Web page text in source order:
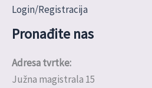
Login/Registracija
Pronađite nas
Adresa tvrtke:
Južna magistrala 15